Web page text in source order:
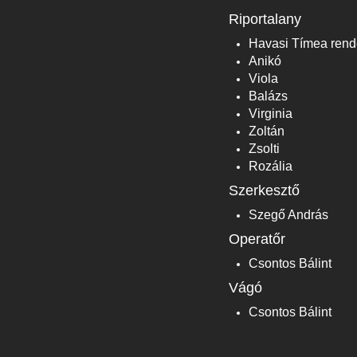
Riportalany
Havasi Tímea
Anikó
Viola
Balázs
Virginia
Zoltán
Zsolti
Rozália
Szerkesztő
Szegő András
Operatőr
Csontos Bálint
Vágó
Csontos Bálint